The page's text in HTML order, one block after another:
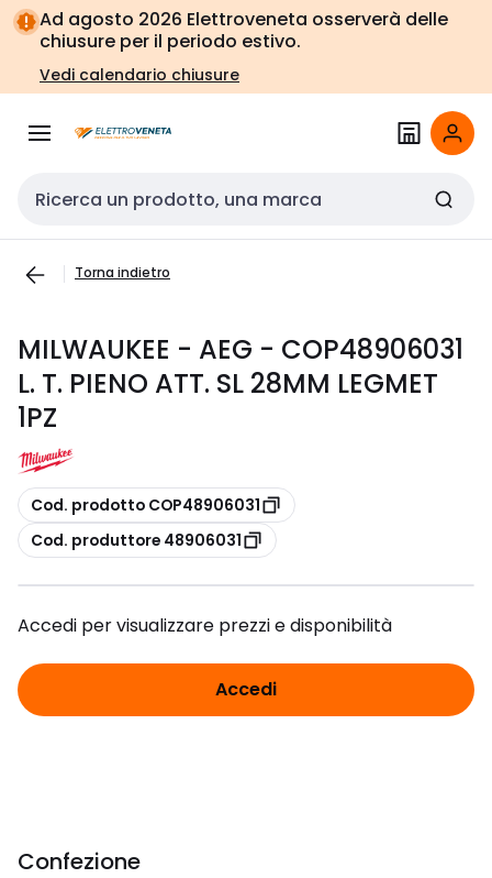
Vai alla
navigazione
Vai
alla
pagina
Ad agosto 2026 Elettroveneta osserverà delle
chiusure per il periodo estivo.
Vedi calendario chiusure
Cerca input
Torna indietro
MILWAUKEE - AEG - COP48906031
L. T. PIENO ATT. SL 28MM LEGMET
1PZ
copia
Cod. prodotto COP48906031
copia
Cod. produttore 48906031
Accedi per visualizzare prezzi e disponibilità
Accedi
Confezione